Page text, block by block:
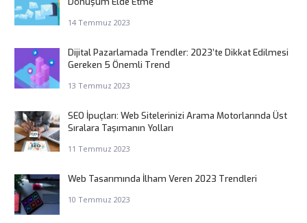
14 Temmuz 2023
Dijital Pazarlamada Trendler: 2023’te Dikkat Edilmesi
Gereken 5 Önemli Trend
13 Temmuz 2023
SEO İpuçları: Web Sitelerinizi Arama Motorlarında Üst
Sıralara Taşımanın Yolları
11 Temmuz 2023
Web Tasarımında İlham Veren 2023 Trendleri
10 Temmuz 2023